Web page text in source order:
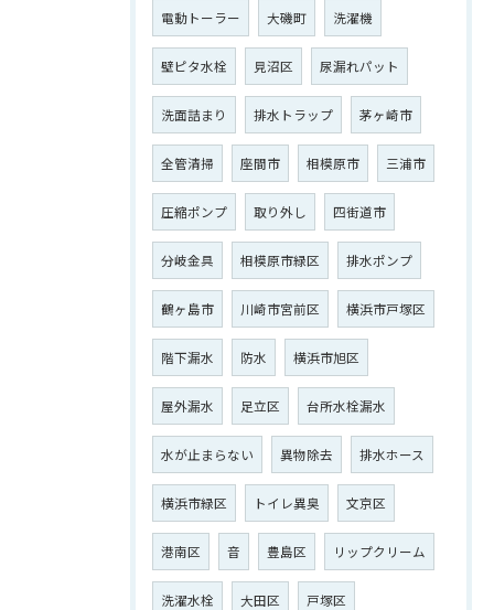
電動トーラー 大磯町 洗濯機
壁ピタ水栓 見沼区 尿漏れパット
洗面詰まり 排水トラップ 茅ヶ崎市
全管清掃 座間市 相模原市 三浦市
圧縮ポンプ 取り外し 四街道市
分岐金具 相模原市緑区 排水ポンプ
鶴ヶ島市 川崎市宮前区 横浜市戸塚区
階下漏水 防水 横浜市旭区
屋外漏水 足立区 台所水栓漏水
水が止まらない 異物除去 排水ホース
横浜市緑区 トイレ異臭 文京区
港南区 音 豊島区 リップクリーム
洗濯水栓 大田区 戸塚区